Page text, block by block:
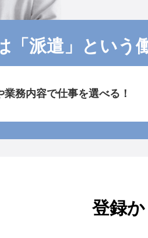
「派遣」という
業務内容で仕事を選べる！
登録